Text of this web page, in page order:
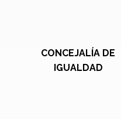
CONCEJALÍA DE
IGUALDAD